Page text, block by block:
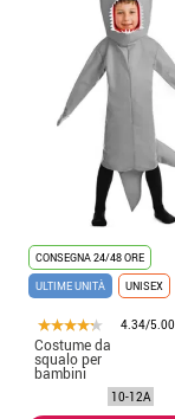
CONSEGNA 24/48 ORE
ULTIME UNITÀ
UNISEX
4.34/5.00
Costume da
squalo per
bambini
10-12A